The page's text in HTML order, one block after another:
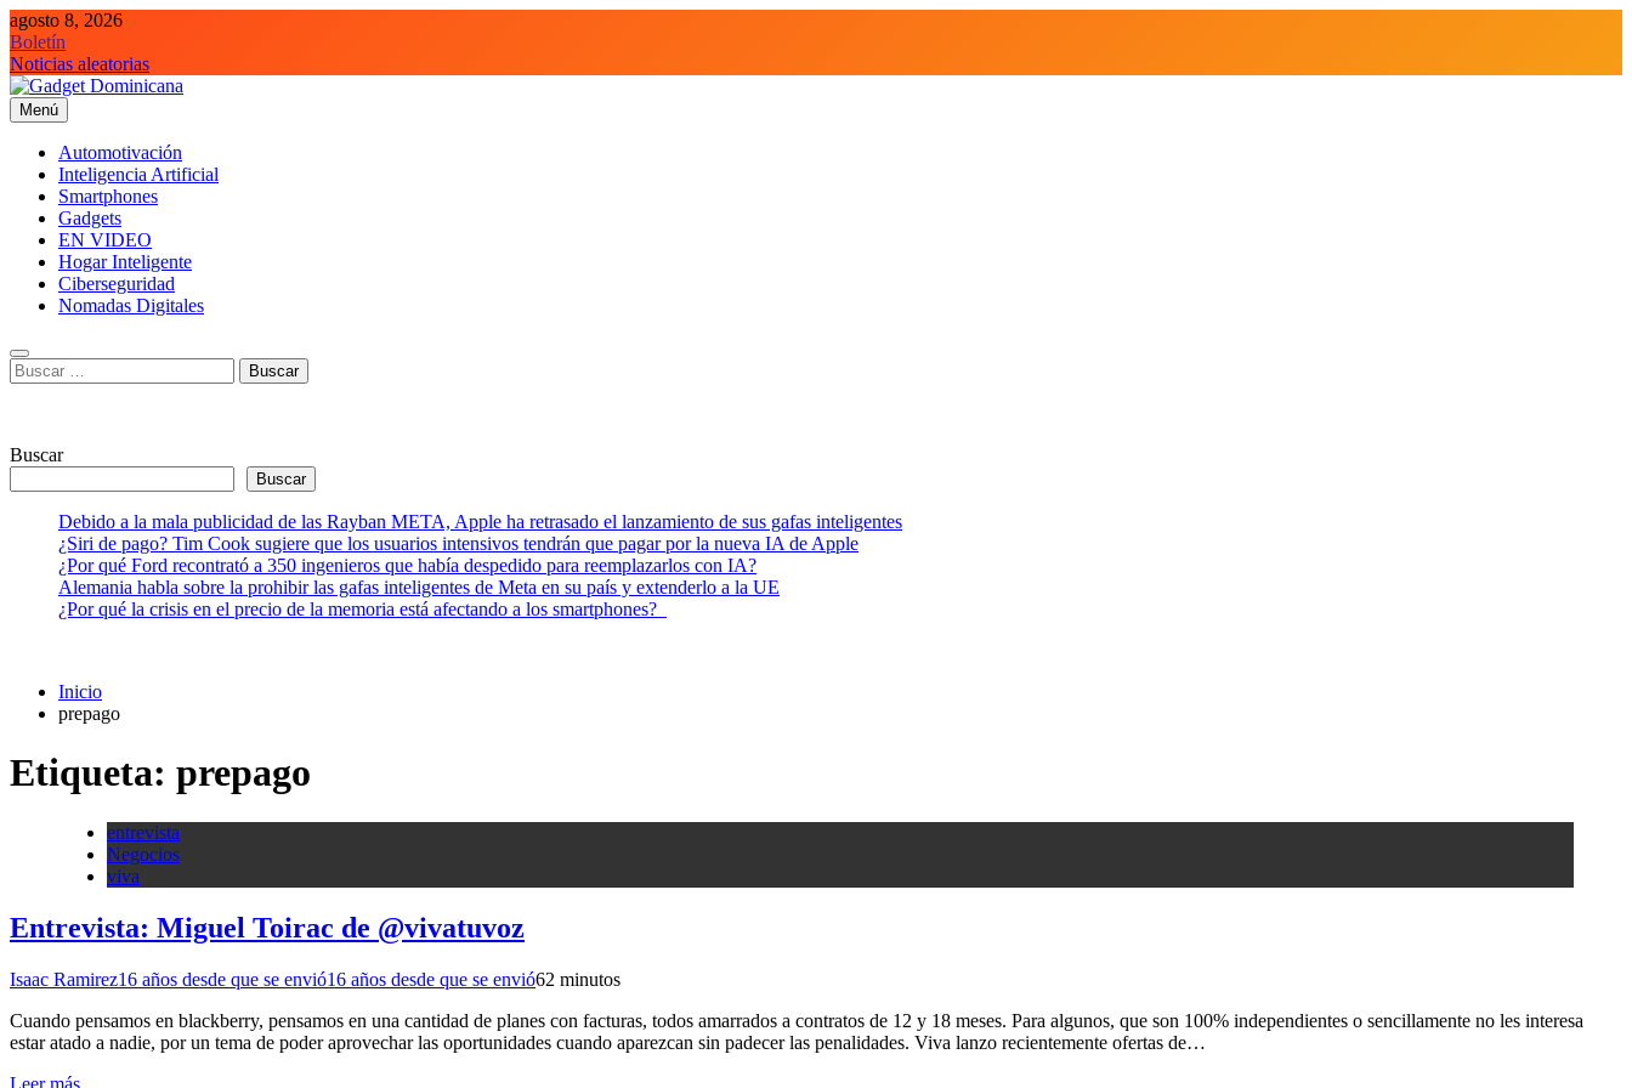
Saltar
al
contenido
agosto 8, 2026
Boletín
Noticias aleatorias
Gadget Dominicana
Gadgets, Autos y Tecnología de consumo
Menú
Automotivación
Inteligencia Artificial
Smartphones
Gadgets
EN VIDEO
Hogar Inteligente
Ciberseguridad
Nomadas Digitales
Buscar:
Buscar
Buscar
Debido a la mala publicidad de las Rayban META, Apple ha retrasado el lanzamiento de sus gafas inteligentes
¿Siri de pago? Tim Cook sugiere que los usuarios intensivos tendrán que pagar por la nueva IA de Apple
¿Por qué Ford recontrató a 350 ingenieros que había despedido para reemplazarlos con IA?
Alemania habla sobre la prohibir las gafas inteligentes de Meta en su país y extenderlo a la UE
¿Por qué la crisis en el precio de la memoria está afectando a los smartphones?
Inicio
prepago
Etiqueta: prepago
entrevista
Negocios
viva
Entrevista: Miguel Toirac de @vivatuvoz
Isaac Ramirez16 años desde que se envió16 años desde que se envió62 minutos
Cuando pensamos en blackberry, pensamos en una cantidad de planes con facturas, todos amarrados a contratos de 12 y 18 meses. Para algunos, que son 100% independientes o sencillamente no les interesa
estar atado a nadie, por un tema de poder aprovechar las oportunidades cuando aparezcan sin padecer las penalidades. Viva lanzo recientemente ofertas de…
Leer más